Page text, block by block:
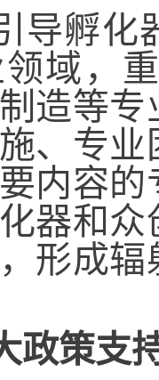
孵化器
域，
造等
、专
内容
器和
形成
策支